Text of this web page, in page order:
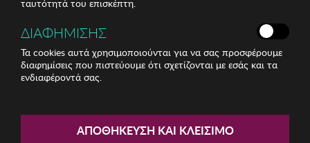
Γυναικεία Γυαλιά Ηλίου Winona
ταυτότητά του επισκέπτη.
ΔΙΑΦΗΜΙΣΗΣ
Τα cookies αυτά χρησιμοποιούνται για να σας προσφέρουμε
διαφημίσεις που πιστεύουμε ότι σχετίζονται με εσάς και τα
ενδιαφέροντά σας.
ΑΠΟΘΉΚΕΥΣΗ ΚΑΙ ΚΛΕΊΣΙΜΟ